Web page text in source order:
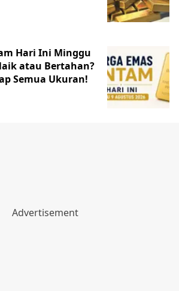
Hari Ini Minggu
atau Bertahan?
Semua Ukuran!